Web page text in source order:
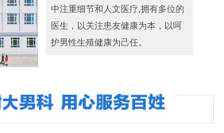
中注重细节和人文医疗,拥有多位的
医生，以关注患友健康为本，以呵
护男性生殖健康为己任。